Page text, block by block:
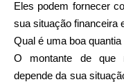
Eles podem fornecer
sua situação financeira
Qual é uma boa
O montante de que
depende da sua